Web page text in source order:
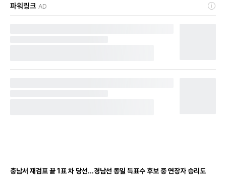
파워링크 AD
충남서 재검표 끝 1표 차 당선…경남선 동일 득표수 후보 중 연장자 승리도